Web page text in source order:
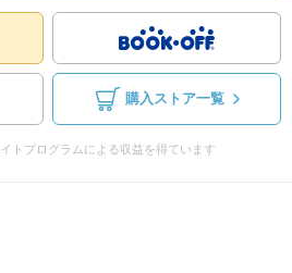
購入ストア一覧
トプログラムによる収益を得ています